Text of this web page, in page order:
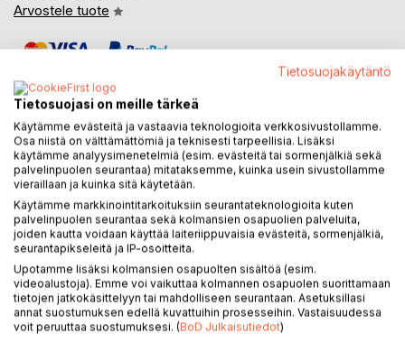
Arvostele tuote
KUVAUS
Kirja kertoo lyhyesti nykyisen Mustasaaren jokaisen kylän
historiasta, hallinnosta, elinkeinoista, kulkuyhteyksistä,
yhdistyksistä ja sosiaalisesta elämästä, ihmisistä,
rakennuksista, ominaispiirteistä ja tarinoista. Kirja auttaa
ymmärtämään erittäin suuria maankohoamisen ja
historiallisen kehityksen aiheuttamia muutoksia kylien
asukkaiden elinolosuhteissa ja kertoo, miten näistä kylistä
tuli sellaisia, kuin ne tänä päivänä ovat.
Tietosuojakäytäntö
Tietosuojasi on meille tärkeä
Käytämme evästeitä ja vastaavia teknologioita verkkosivustollamme.
Osa niistä on välttämättömiä ja teknisesti tarpeellisia. Lisäksi
käytämme analyysimenetelmiä (esim. evästeitä tai sormenjälkiä sekä
palvelinpuolen seurantaa) mitataksemme, kuinka usein sivustollamme
vieraillaan ja kuinka sitä käytetään.
Käytämme markkinointitarkoituksiin seurantateknologioita kuten
palvelinpuolen seurantaa sekä kolmansien osapuolien palveluita,
joiden kautta voidaan käyttää laiteriippuvaisia evästeitä, sormenjälkiä,
seurantapikseleitä ja IP-osoitteita.
Upotamme lisäksi kolmansien osapuolten sisältöä (esim.
videoalustoja). Emme voi vaikuttaa kolmannen osapuolen suorittamaan
tietojen jatkokäsittelyyn tai mahdolliseen seurantaan. Asetuksillasi
annat suostumuksen edellä kuvattuihin prosesseihin. Vastaisuudessa
voit peruuttaa suostumuksesi. (BoD Julkaisutiedot)